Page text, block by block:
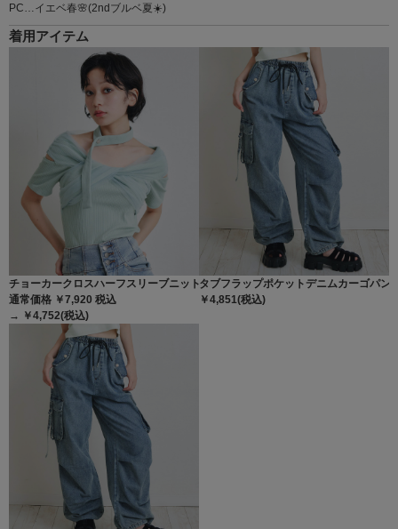
PC…イエベ春🌸(2ndブルベ夏☀️)
着用アイテム
チョーカークロスハーフスリーブニットトップス
通常価格 ￥7,920 税込
→ ￥4,752(税込)
タブフラップポケットデニムカーゴパン
￥4,851(税込)